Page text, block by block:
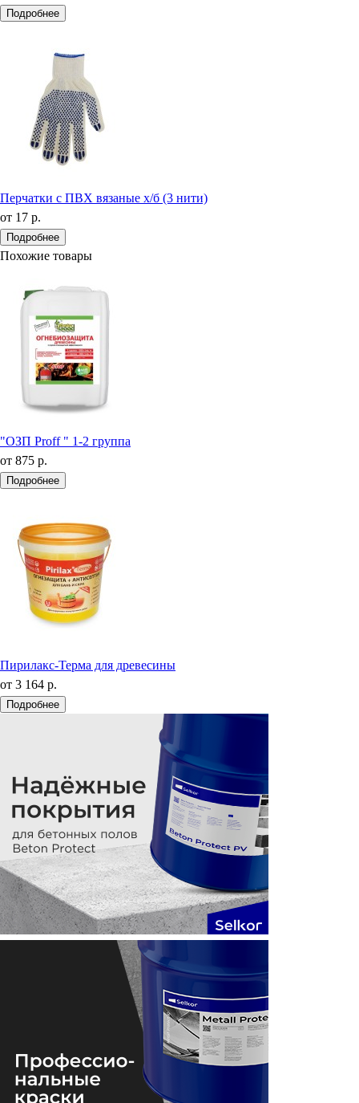
Подробнее
Перчатки с ПВХ вязаные х/б (3 нити)
от 17 р.
Подробнее
Похожие товары
"ОЗП Proff " 1-2 группа
от 875 р.
Подробнее
Пирилакс-Терма для древесины
от 3 164 р.
Подробнее